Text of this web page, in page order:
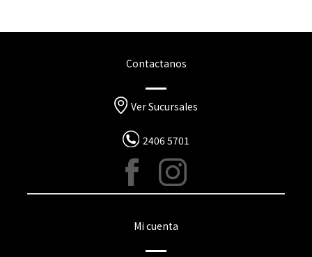
Contactanos
Ver Sucursales
2406 5701
Mi cuenta